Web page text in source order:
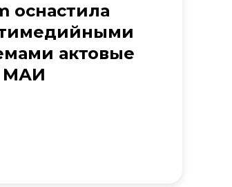
оснастила
актовые
МАИ